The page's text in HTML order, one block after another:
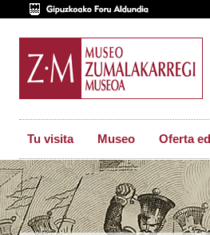
Tu visita Museo Oferta